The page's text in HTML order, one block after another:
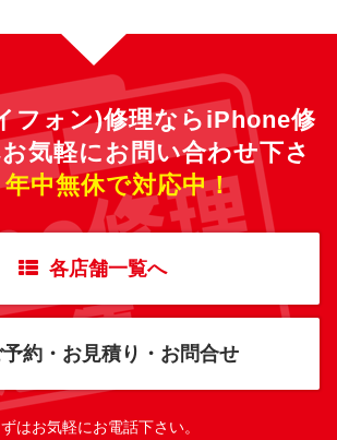
フォン)修理ならiPhone修
お気軽にお問い合わせ下さ
年中無休で対応中！
各店舗一覧へ
予約・お見積り・お問合せ
はお気軽にお電話下さい。